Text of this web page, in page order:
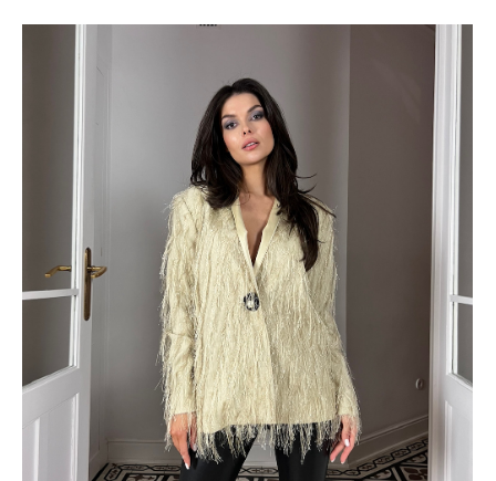
które z pewnością pozwolą Ci zabłysnąć jako królowa
na wesele wiosną lub latem 2024 roku! To z pewnością
będzie wyjątkowe wydarzenie pełne miłości, kwiatów i
radości. Przygotowanie odpowiedniej sukienki to kluczowy
element, który sprawi, że będziesz błyszczeć wśród gości.
Zastanów się nad wyborem lekkiej i zwiewnej sukienki, która
podkreśli urok wiosny. Może to być pastelowa sukienka w
odcieniu, jak różowy, miętowy czy lawendowy, które idealnie
współgrają z kwiatowymi motywami s